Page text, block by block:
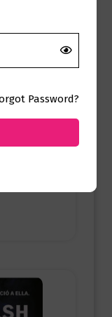
Tommen
Password?